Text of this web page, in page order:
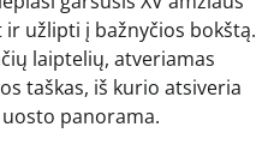
užlipti į bažnyčios bokštą.
laiptelių, atveriamas
taškas, iš kurio atsiveria
panorama.